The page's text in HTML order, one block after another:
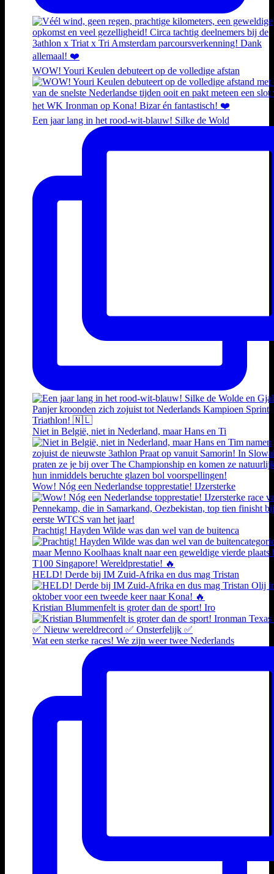
WOW! Youri Keulen debuteert op de volledige afstan
Een jaar lang in het rood-wit-blauw! Silke de Wold
Niet in België, niet in Nederland, maar Hans en Ti
Wow! Nóg een Nederlandse topprestatie! IJzersterke
Prachtig! Hayden Wilde was dan wel van de buitenca
HELD! Derde bij IM Zuid-Afrika en dus mag Tristan
Kristian Blummenfelt is groter dan de sport! Iro
Wat een sterke races! We zijn weer twee Nederlands